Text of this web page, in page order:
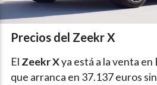
Precios del Zeekr X
El Zeekr Xya está a la venta en
que arranca en 37.137 euros